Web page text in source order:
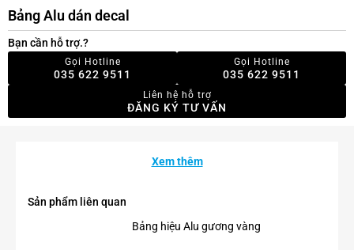
Bảng Alu dán decal
Bạn cần hỗ trợ.?
Gọi Hotline
035 622 9511
Gọi Hotline
035 622 9511
Liên hệ hỗ trợ
ĐĂNG KÝ TƯ VẤN
Xem thêm
Sản phẩm liên quan
Bảng hiệu Alu gương vàng